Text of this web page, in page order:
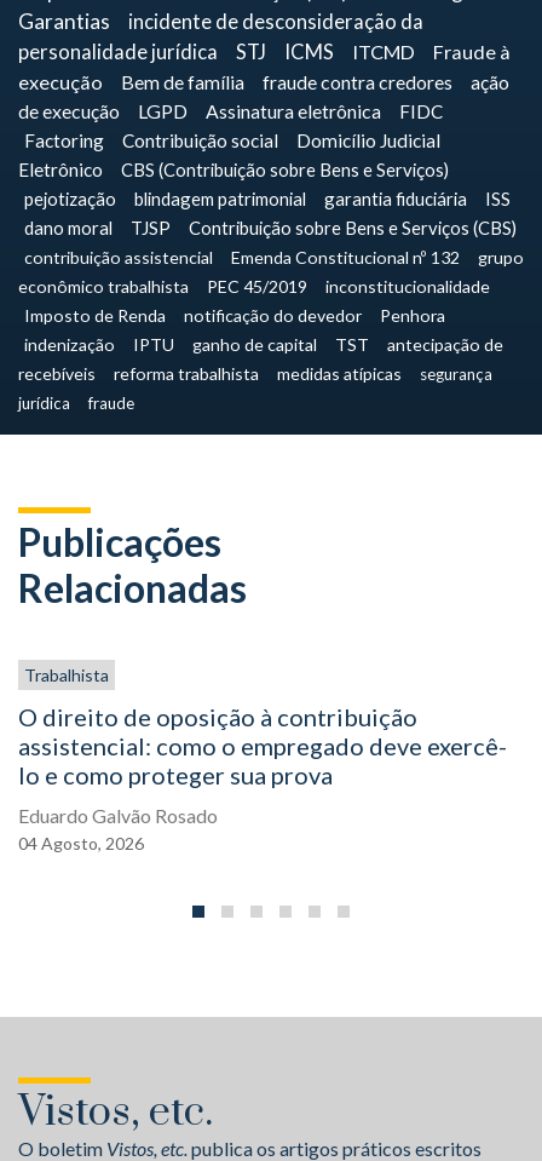
Garantias
incidente de desconsideração da
personalidade jurídica
STJ ICMS ITCMD
Fraude à
execução
Bem de família fraude contra credores
ação
de execução
LGPD Assinatura eletrônica
FIDC
Factoring
Contribuição social
Domicílio Judicial
Eletrônico
CBS (Contribuição sobre Bens e Serviços)
pejotização
blindagem patrimonial garantia fiduciária
ISS
dano moral
TJSP Contribuição sobre Bens e Serviços (CBS)
contribuição assistencial Emenda Constitucional nº 132
grupo
econômico trabalhista
PEC 45/2019
inconstitucionalidade
Imposto de Renda
notificação do devedor
Penhora
indenização
IPTU ganho de capital TST
antecipação de
recebíveis
reforma trabalhista medidas atípicas
segurança
jurídica
fraude
Publicações
Relacionadas
Trabalhista
O direito de oposição à contribuição
assistencial: como o empregado deve exercê-
lo e como proteger sua prova
Eduardo Galvão Rosado
04Agosto, 2026
Vistos, etc.
O boletim Vistos, etc.publica os artigos práticos escritos